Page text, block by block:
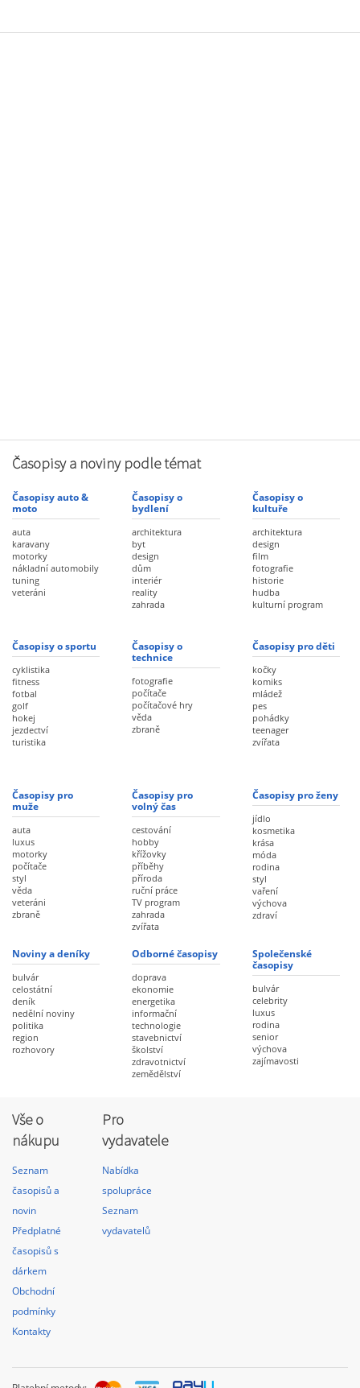
Časopisy a noviny podle témat
Časopisy auto &
moto
auta
karavany
motorky
nákladní automobily
tuning
veteráni
Časopisy o
bydlení
architektura
byt
design
dům
interiér
reality
zahrada
Časopisy o
kultuře
architektura
design
film
fotografie
historie
hudba
kulturní program
Časopisy o sportu
cyklistika
fitness
fotbal
golf
hokej
jezdectví
turistika
Časopisy o
technice
fotografie
počítače
počítačové hry
věda
zbraně
Časopisy pro děti
kočky
komiks
mládež
pes
pohádky
teenager
zvířata
Časopisy pro
muže
auta
luxus
motorky
počítače
styl
věda
veteráni
zbraně
Časopisy pro
volný čas
cestování
hobby
křížovky
příběhy
příroda
ruční práce
TV program
zahrada
zvířata
Časopisy pro ženy
jídlo
kosmetika
krása
móda
rodina
styl
vaření
výchova
zdraví
Noviny a deníky
bulvár
celostátní
deník
nedělní noviny
politika
region
rozhovory
Odborné časopisy
doprava
ekonomie
energetika
informační
technologie
stavebnictví
školství
zdravotnictví
zemědělství
Společenské
časopisy
bulvár
celebrity
luxus
rodina
senior
výchova
zajímavosti
Vše o
nákupu
Seznam
časopisů a
novin
Předplatné
časopisů s
dárkem
Obchodní
podmínky
Kontakty
Pro
vydavatele
Nabídka
spolupráce
Seznam
vydavatelů